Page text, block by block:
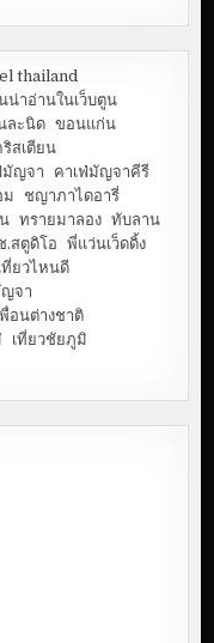
thailand
น่าอ่านในเว็บตูน
ละนิด ขอนแก่น
ริสเตียน
มัญจา
คาเฟ่มัญจาคีรี
ม
ชญาภาไดอารี่
ทรายมาลอง ทับลาน
.สตูดิโอ
พี่แว่นเว็ดดิ้ง
ยวไหนดี
จา
อนต่างชาติ
เที่ยวชัยภูมิ